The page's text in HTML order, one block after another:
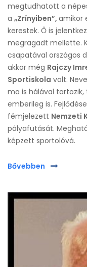
megtudhatott a
a „Zrínyiben”, amikor
kerestek. Ő is
megragadt mellette.
csapatával országos
akkor még Rajczy
Sportiskola volt.
ma is hálával
emberileg is.
fémjelezett Nemzeti
pályafutását.
képzett sportolóvá.
Bővebben